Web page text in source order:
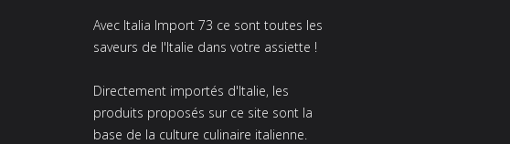
Avec Italia Import 73 ce sont toutes les
saveurs de l'Italie dans votre assiette !
Directement importés d'Italie, les
produits proposés sur ce site sont la
base de la culture culinaire italienne.